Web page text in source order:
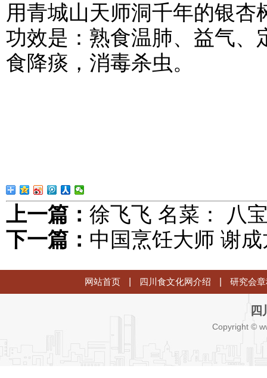
用青城山天师洞千年的银
功效是：熟食温肺、益气、
食降痰，消毒杀虫。
上一篇： 徐飞飞 名菜： 八
下一篇： 中国烹饪大师 谢
网站首页 四川食文化网介绍 研究会
Copyright ©